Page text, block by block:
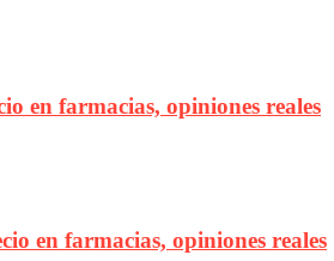
en farmacias, opiniones reales
en farmacias, opiniones reales